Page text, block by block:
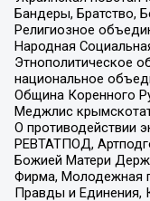
Бандеры, Братство,
Религиозное
Народная
Этнополитическое
национальное
Община Коренного
Меджлис
О противодействии
РЕВТАТПОД,
Божией Матери
Фирма, Молодежная
Правды и Единения,